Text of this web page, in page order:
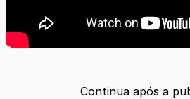
Continua após a